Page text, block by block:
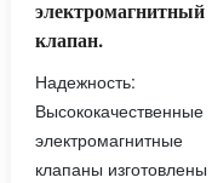
электромагнитный
клапан.
Надежность:
Высококачественные
электромагнитные
клапаны изготовлены